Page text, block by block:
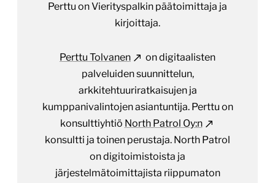
Perttu on Vierityspalkin päätoimittaja ja
kirjoittaja.
Perttu Tolvanen
on digitaalisten
palveluiden suunnittelun,
arkkitehtuuriratkaisujen ja
kumppanivalintojen asiantuntija. Perttu on
konsulttiyhtiö North Patrol Oy:n
konsultti ja toinen perustaja. North Patrol
on digitoimistoista ja
järjestelmätoimittajista riippumaton